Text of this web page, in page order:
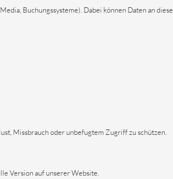
Buchungssysteme). Dabei können Daten an diese
Missbrauch oder unbefugtem Zugriff zu schützen.
Version auf unserer Website.